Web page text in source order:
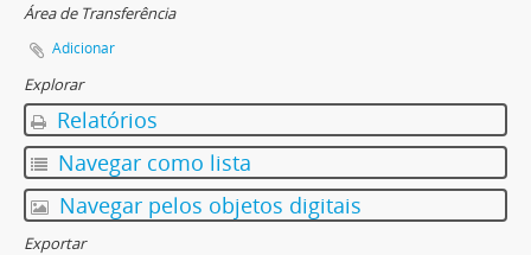
Área de Transferência
Adicionar
Explorar
Relatórios
Navegar como lista
Navegar pelos objetos digitais
Exportar